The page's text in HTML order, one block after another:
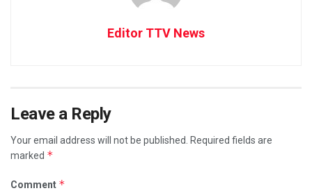
Editor TTV News
Leave a Reply
Your email address will not be published.
Required fields are
marked *
Comment *